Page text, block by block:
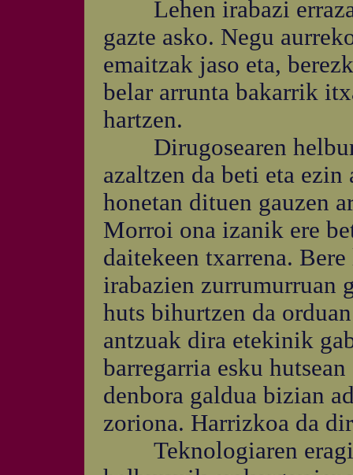
Lehen irabazi
gazte asko. Negu
emaitzak jaso eta,
belar arrunta bakarrik
hartzen.
Dirugosearen
azaltzen da beti eta
honetan dituen gauzen
Morroi ona izanik ere
daitekeen txarrena.
irabazien zurrumurruan
huts bihurtzen da
antzuak dira etekinik
barregarria esku
denbora galdua bizian
zoriona. Harrizkoa da
Teknologiaren